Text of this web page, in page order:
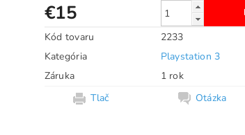
€15
Kód tovaru
2233
Kategória
Playstation 3
Záruka
1 rok
Tlač
Otázka